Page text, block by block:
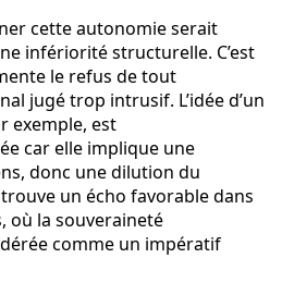
cette autonomie serait
infériorité structurelle. C’est
le refus de tout
jugé trop intrusif. L’idée d’un
exemple, est
car elle implique une
donc une dilution du
un écho favorable dans
où la souveraineté
comme un impératif